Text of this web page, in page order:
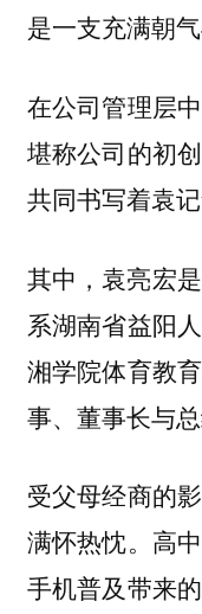
是一支充满朝
在公司管理层
堪称公司的初
共同书写着袁
其中，袁亮宏
系湖南省益阳
湘学院体育教
事、董事长与总
受父母经商的
满怀热忱。高
手机普及带来